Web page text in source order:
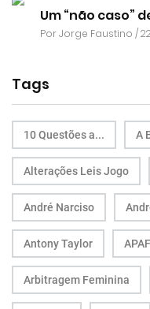
Um “não caso”
PorJorge Faustino /
Tags
10 Questões a... A
Alterações Leis Jogo
André Narciso
Antony Taylor APAF
Arbitragem Feminina